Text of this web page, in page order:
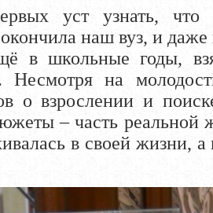
уст узнать,
наш вуз, и даже
в школьные годы,
на
о взрослении и
– часть реальной
в своей жизни,